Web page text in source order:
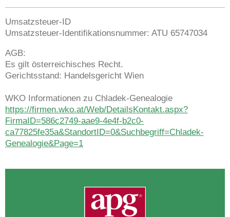
Umsatzsteuer-ID
Umsatzsteuer-Identifikationsnummer: ATU 65747034
AGB:
Es gilt österreichisches Recht.
Gerichtsstand: Handelsgericht Wien
WKO Informationen zu Chladek-Genealogie
https://firmen.wko.at/Web/DetailsKontakt.aspx?
FirmaID=586c2749-aae9-4e4f-b2c0-
ca77825fe35a&StandortID=0&Suchbegriff=Chladek-
Genealogie&Page=1